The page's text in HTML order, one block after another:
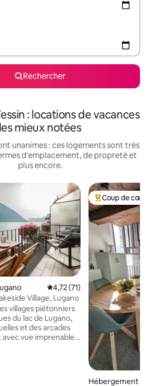
Rechercher
: locations de vacances
les mieux notées
unanimes : ces logements sont très
d'emplacement, de propreté et
plus encore.
Évaluation moyenne sur la
4,72 (71)
Village, Lugano
villages piétonniers
du lac de Lugano,
et des arcades
vue imprenable
Coups de cœur
Coup de cœur
Hébergement ⋅